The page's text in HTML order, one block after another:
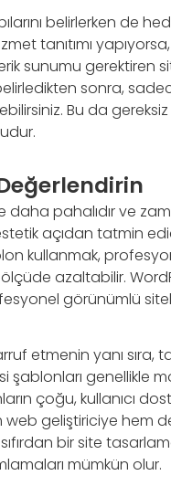
belirlerken de
tanıtımı
sunumu gerektiren
sonra,
Bu da
daha pahalıdır ve
açıdan tatmin
kullanmak,
azaltabilir.
görünümlü
etmenin yanı sıra,
şablonları genellikle
çoğu, kullanıcı
web geliştiriciye hem
bir site
mümkün olur.